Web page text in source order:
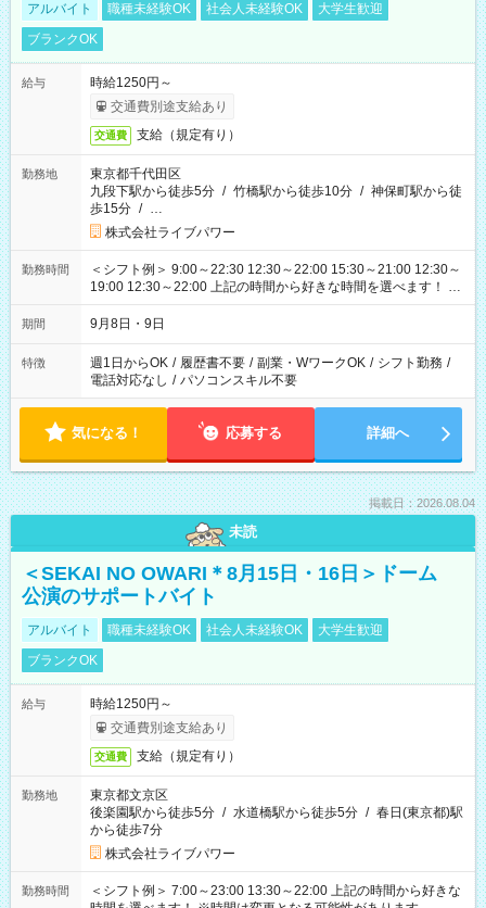
アルバイト 職種未経験OK 社会人未経験OK
大学生歓迎
ブランクOK
給与
時給1250円～
交通費別途支給あり
交通費 支給（規定有り）
勤務地
東京都千代田区
九段下駅から徒歩5分 / 竹橋駅から徒歩10分 / 神保町駅から徒
歩15分 / …
株式会社ライブパワー
勤務時間
＜シフト例＞ 9:00～22:30 12:30～22:00 15:30～21:00 12:30～
19:00 12:30～22:00 上記の時間から好きな時間を選べます！ ※
時間は変更となる可能性があります
期間 9月8日・9日
特徴 週1日からOK / 履歴書不要 / 副業・WワークOK / シフト勤務 /
電話対応なし / パソコンスキル不要
気になる！ 応募する 詳細へ
掲載日：2026.08.04
未読
＜SEKAI NO OWARI＊8月15日・16日＞ドーム
公演のサポートバイト
アルバイト 職種未経験OK 社会人未経験OK
大学生歓迎
ブランクOK
給与
時給1250円～
交通費別途支給あり
交通費 支給（規定有り）
勤務地
東京都文京区
後楽園駅から徒歩5分 / 水道橋駅から徒歩5分 / 春日(東京都)駅
から徒歩7分
株式会社ライブパワー
勤務時間
＜シフト例＞ 7:00～23:00 13:30～22:00 上記の時間から好きな